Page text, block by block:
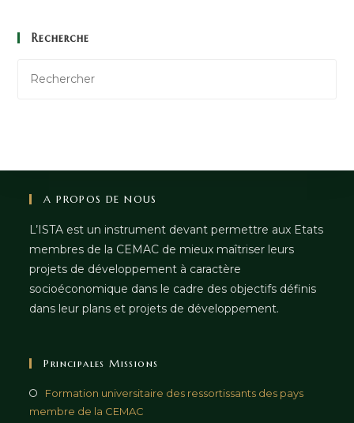
Recherche
A PROPOS DE NOUS
L’ISTA est un instrument devant permettre aux Etats
membres de la CEMAC de mieux maîtriser leurs
projets de développement à caractère
socioéconomique dans le cadre des objectifs définis
dans leur plans et projets de développement.
Principales Missions
Formation universitaire des ressortissants des pays
membre de la CEMAC